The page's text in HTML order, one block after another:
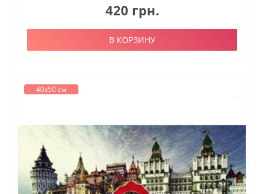
420 грн.
В КОРЗИНУ
40х50 см